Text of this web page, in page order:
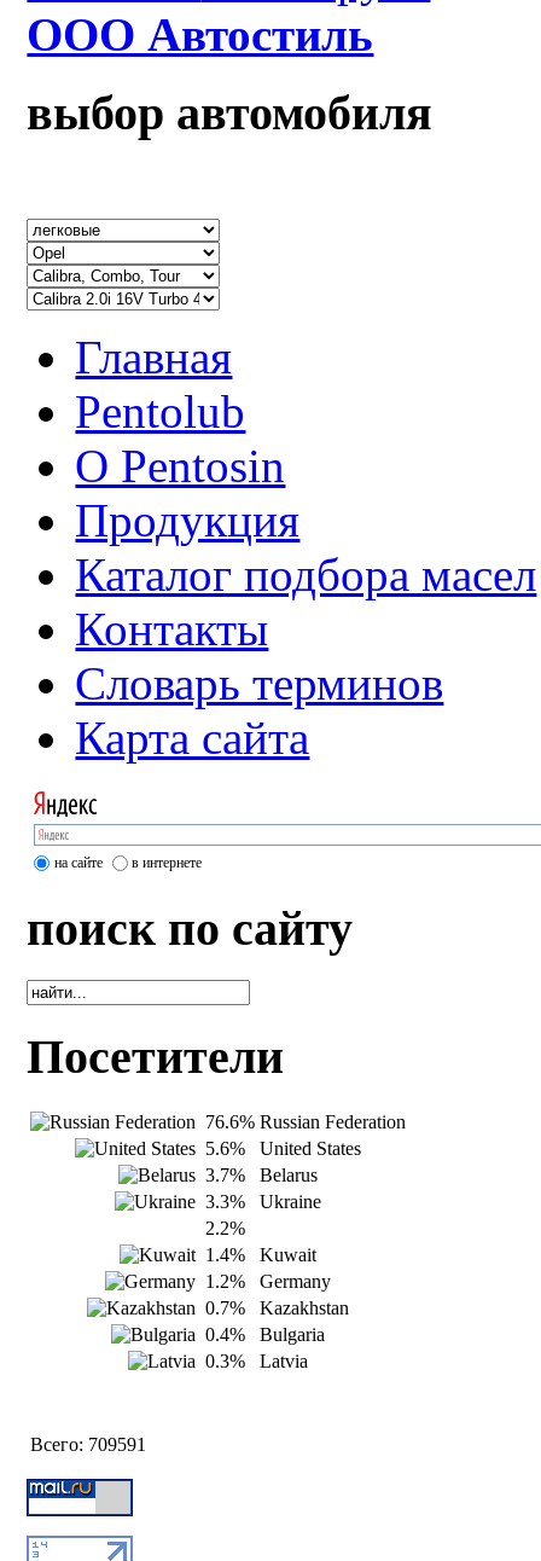
ООО Автостиль
выбор автомобиля
Главная
Pentolub
О Pentosin
Продукция
Каталог подбора масел
Контакты
Словарь терминов
Карта сайта
на сайте в интернете
поиск по сайту
Посетители
76.6% Russian Federation
5.6%
United States
3.7%
Belarus
3.3%
Ukraine
2.2%
1.4%
Kuwait
1.2%
Germany
0.7%
Kazakhstan
0.4%
Bulgaria
0.3%
Latvia
Всего: 709591